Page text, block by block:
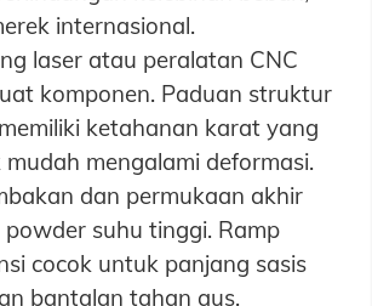
internasional.
laser atau peralatan CNC
komponen. Paduan struktur
ketahanan karat yang
mengalami deformasi.
dan permukaan akhir
suhu tinggi. Ramp
cocok untuk panjang sasis
bantalan tahan aus.